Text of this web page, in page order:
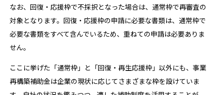
なお、回復・応援枠で不採択となった場合は、通常枠で再審査の
対象となります。回復・応援枠の申請に必要な書類は、通常枠で
必要な書類をすべて含んでいるため、重ねての申請は必要ありま
せん。
ここに挙げた「通常枠」と「回復・再生応援枠」以外にも、事業
再構築補助金は企業の現状に応じてさまざまな枠を設けていま